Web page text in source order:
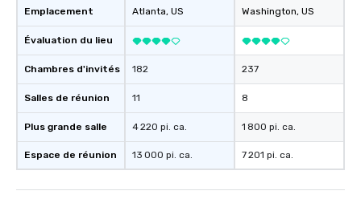
Emplacement
Évaluation du lieu
Chambres d'invités
Salles de réunion
Plus grande salle
Espace de réunion
Atlanta, US
182
11
4 220 pi. ca.
13 000 pi. ca.
Washington, US
237
8
1 800 pi. ca.
7 201 pi. ca.